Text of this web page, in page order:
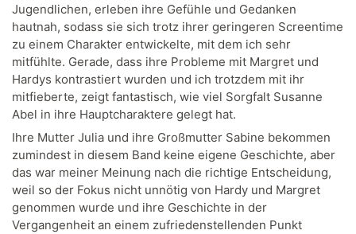
Jugendlichen, erleben ihre Gefühle und Gedanken
hautnah, sodass sie sich trotz ihrer geringeren Screentime
zu einem Charakter entwickelte, mit dem ich sehr
mitfühlte. Gerade, dass ihre Probleme mit Margret und
Hardys kontrastiert wurden und ich trotzdem mit ihr
mitfieberte, zeigt fantastisch, wie viel Sorgfalt Susanne
Abel in ihre Hauptcharaktere gelegt hat.
Ihre Mutter Julia und ihre Großmutter Sabine bekommen
zumindest in diesem Band keine eigene Geschichte, aber
das war meiner Meinung nach die richtige Entscheidung,
weil so der Fokus nicht unnötig von Hardy und Margret
genommen wurde und ihre Geschichte in der
Vergangenheit an einem zufriedenstellenden Punkt